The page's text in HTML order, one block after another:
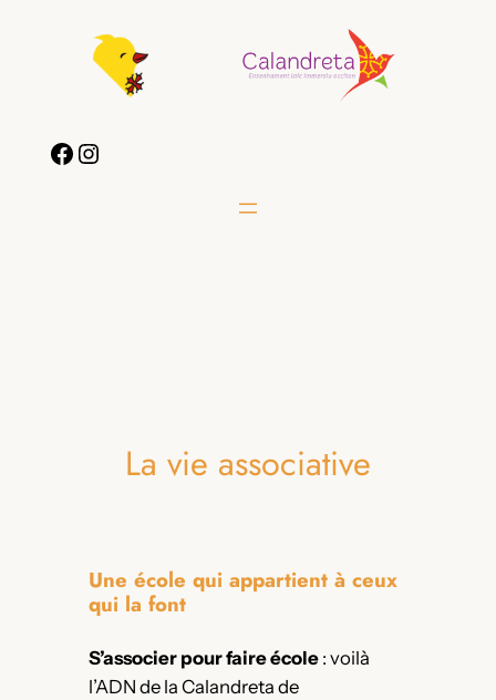
Facebook
Instagram
La vie associative
Une école qui appartient à ceux
qui la font
S’associer pour faire école: voilà
l’ADN de la Calandreta de